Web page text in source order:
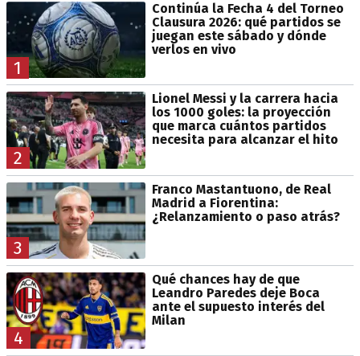
1
Continúa la Fecha 4 del Torneo
Clausura 2026: qué partidos se
juegan este sábado y dónde
verlos en vivo
2
Lionel Messi y la carrera hacia
los 1000 goles: la proyección
que marca cuántos partidos
necesita para alcanzar el hito
3
Franco Mastantuono, de Real
Madrid a Fiorentina:
¿Relanzamiento o paso atrás?
4
Qué chances hay de que
Leandro Paredes deje Boca
ante el supuesto interés del
Milan